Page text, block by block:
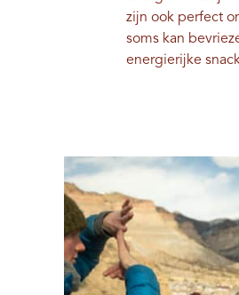
zijn ook perfect
soms kan
energierijke